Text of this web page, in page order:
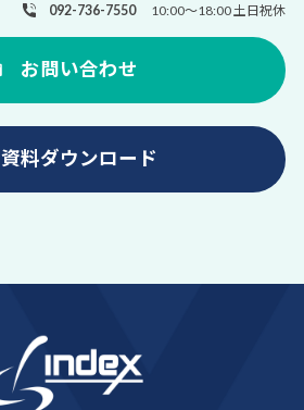
092-736-7550 10:00～18:00 土日祝休
お問い合わせ
資料ダウンロード